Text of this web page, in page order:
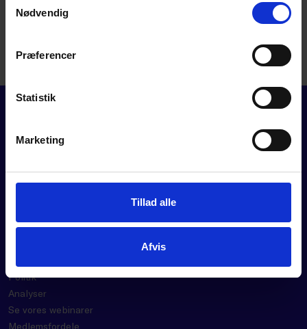
hjørne på websitet.
Nødvendig
Præferencer
Statistik
Marketing
Tillad alle
Afvis
2852 1652
Rådgivning
Politik
Analyser
Se vores webinarer
Medlemsfordele